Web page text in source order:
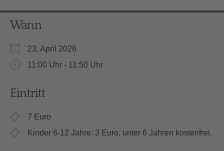
Wann
23. April 2026
11:00 Uhr - 11:50 Uhr
Eintritt
7 Euro
Kinder 6-12 Jahre: 3 Euro, unter 6 Jahren kostenfrei.